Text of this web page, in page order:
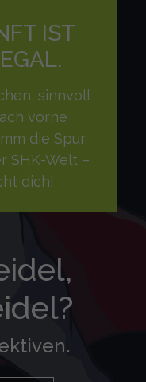
IST
sinnvoll
vorne
die Spur
SHK-Welt –
dich!